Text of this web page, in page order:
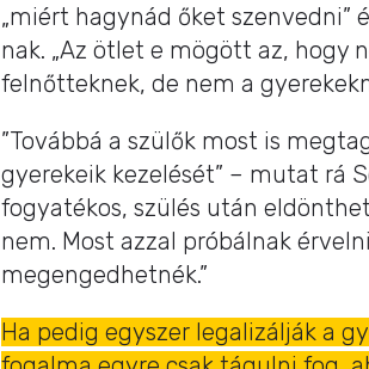
„miért hagynád őket
nak. „Az ötlet e mögött az, hogy
felnőtteknek, de nem a
”Továbbá a szülők most is
gyerekeik kezelését” – mutat rá
fogyatékos, szülés után
nem. Most azzal próbálnak
megengedhetnék.”
Ha pedig egyszer legalizálják a